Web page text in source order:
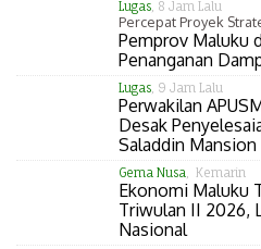
Lugas, 8 Jam Lalu
Percepat Proyek
Pemprov Maluku
Penanganan
Lugas, 9 Jam Lalu
Perwakilan
Desak
Saladdin Mansion
Gema Nusa, Kemarin
Ekonomi Maluku
Triwulan II 2026,
Nasional